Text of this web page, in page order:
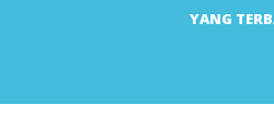
YANG